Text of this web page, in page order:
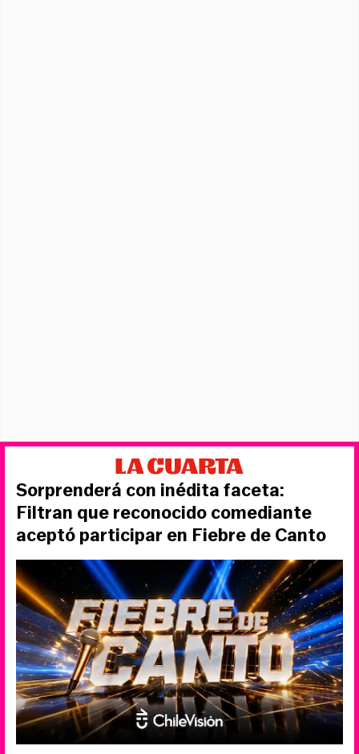
Sorprenderá con inédita faceta:
Filtran que reconocido comediante
aceptó participar en Fiebre de Canto